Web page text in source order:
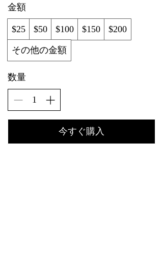
金額
$25 $50 $100 $150 $200
その他の金額
数量
今すぐ購入